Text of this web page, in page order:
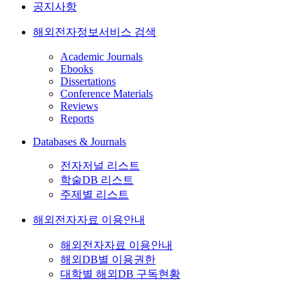
공지사항
해외전자정보서비스 검색
Academic Journals
Ebooks
Dissertations
Conference Materials
Reviews
Reports
Databases & Journals
전자저널 리스트
학술DB 리스트
주제별 리스트
해외전자자료 이용안내
해외전자자료 이용안내
해외DB별 이용권한
대학별 해외DB 구독현황